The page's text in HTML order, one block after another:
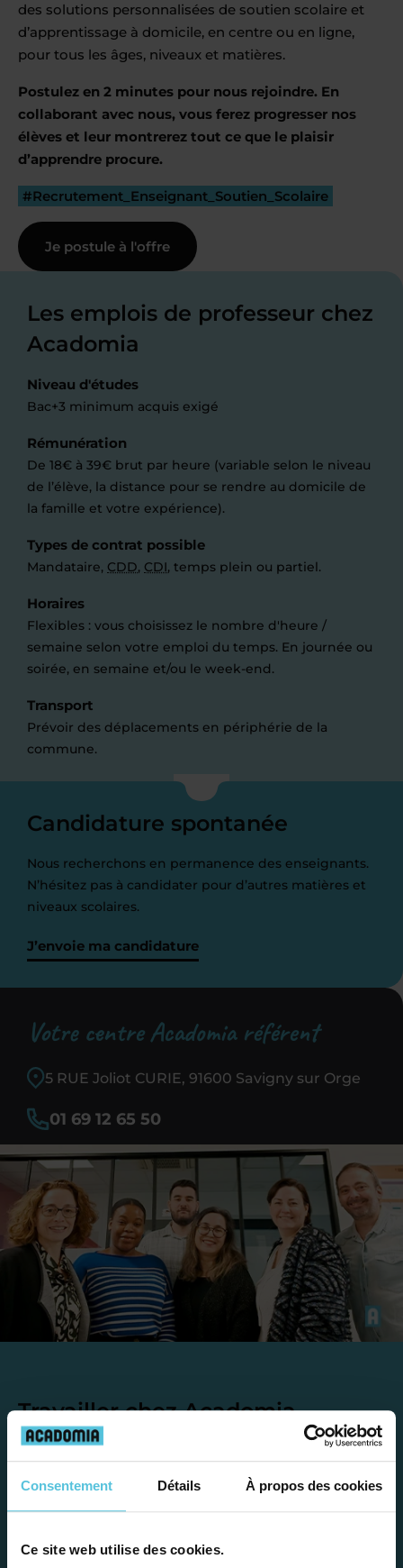
Consentement Détails À propos des cookies
Ce site web utilise des cookies.
des solutions personnalisées de soutien scolaire et
d’apprentissage à domicile, en centre ou en ligne,
pour tous les âges, niveaux et matières.
Postulez en 2 minutes pour nous rejoindre. En
collaborant avec nous, vous ferez progresser nos
élèves et leur montrerez tout ce que le plaisir
d’apprendre procure.
#Recrutement_Enseignant_Soutien_Scolaire
Je postule à l'offre
Les emplois de professeur chez
Acadomia
Niveau d'études
Bac+3 minimum acquis exigé
Rémunération
De 18€ à 39€ brut par heure (variable selon le niveau
de l’élève, la distance pour se rendre au domicile de
la famille et votre expérience).
Types de contrat possible
Mandataire, CDD, CDI, temps plein ou partiel.
Horaires
Flexibles : vous choisissez le nombre d'heure /
semaine selon votre emploi du temps. En journée ou
soirée, en semaine et/ou le week-end.
Transport
Prévoir des déplacements en périphérie de la
commune.
Candidature spontanée
Nous recherchons en permanence des enseignants.
N’hésitez pas à candidater pour d’autres matières et
niveaux scolaires.
J’envoie ma candidature
Votre centre Acadomia référent
5 RUE Joliot CURIE, 91600 Savigny sur Orge
01 69 12 65 50
Travailler chez Acadomia
présente de